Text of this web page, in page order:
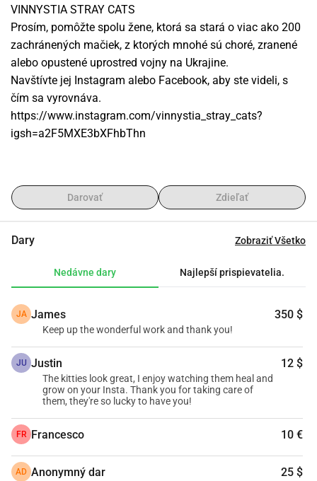
VINNYSTIA STRAY CATS
Prosím, pomôžte spolu žene, ktorá sa stará o viac ako 200
zachránených mačiek, z ktorých mnohé sú choré, zranené
alebo opustené uprostred vojny na Ukrajine.
Navštívte jej Instagram alebo Facebook, aby ste videli, s
čím sa vyrovnáva.
https://www.instagram.com/vinnystia_stray_cats?
igsh=a2F5MXE3bXFhbThn
Darovať Zdieľať
Dary Zobraziť Všetko
Nedávne dary Najlepší prispievatelia.
JA James 350 $
Keep up the wonderful work and thank you!
JU Justin 12 $
The kitties look great, I enjoy watching them heal and
grow on your Insta. Thank you for taking care of
them, they're so lucky to have you!
FR Francesco 10 €
AD Anonymný dar 25 $